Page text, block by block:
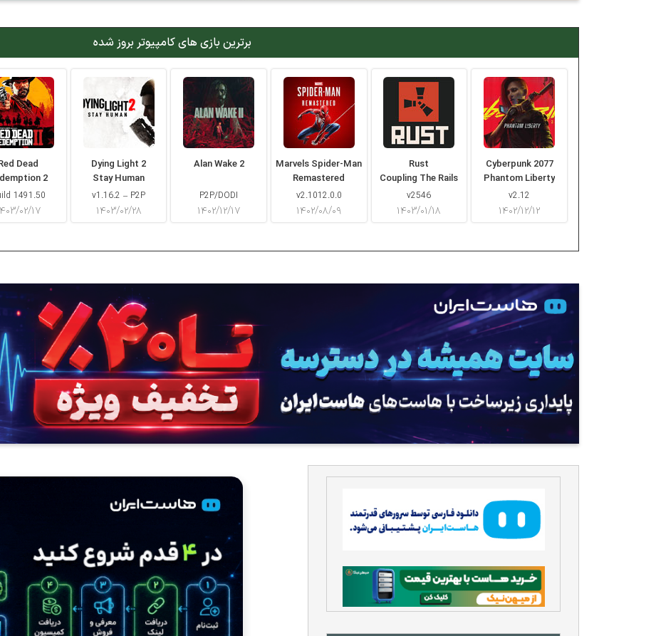
برترین بازی های کامپیوتر بروز شده
Dead
2
1491.50
۱۴۰۳/۰۲/
Dying Light 2
Stay Human
v1.16.2 – P2P
۱۴۰۳/۰۲/۲۸
Alan Wake 2
P2P/DODI
۱۴۰۲/۱۲/۱۷
Marvels Spider-Man
Remastered
v2.1012.0.0
۱۴۰۲/۰۸/۰۹
Rust
Coupling The Rails
v2546
۱۴۰۳/۰۱/۱۸
Cyberpunk 2077
Phantom Liberty
v2.12
۱۴۰۲/۱۲/۱۲